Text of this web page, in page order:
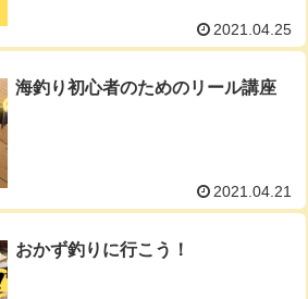
2021.04.25
海釣り初心者のためのリール講座
2021.04.21
おかず釣りに行こう！